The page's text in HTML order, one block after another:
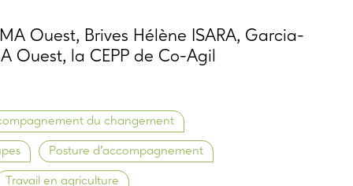
Ouest, Brives Hélène ISARA, Garcia-
Ouest, la CEPP de Co-Agil
du changement
Posture d’accompagnement
Travail en agriculture